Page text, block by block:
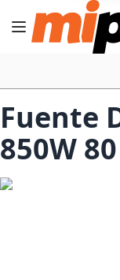
Cambiar Nav
Fuente
850W